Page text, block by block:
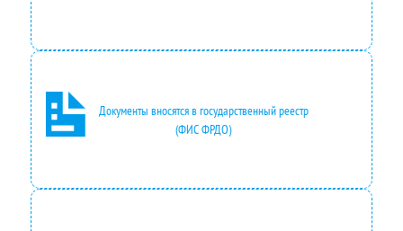
е
н
а
с
о
с
т
,
0
Документы вносятся в государственный реестр
(ФИС ФРДО)